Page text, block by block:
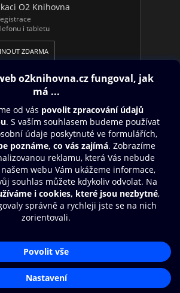
O2 Knihovna
i tabletu
ZDARMA
osobních údajů
Aplikace O2 Knihovna
Čti a poslouchej své e-knihy a
audioknihy rychleji a pohodlněji.